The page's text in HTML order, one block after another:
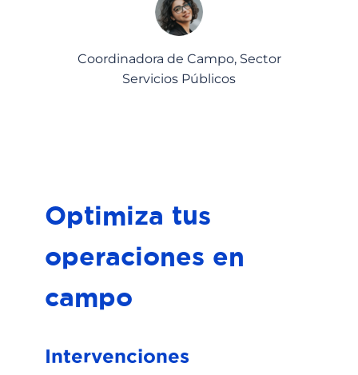
Coordinadora de Campo, Sector
Servicios Públicos
Optimiza tus
operaciones en
campo
Intervenciones